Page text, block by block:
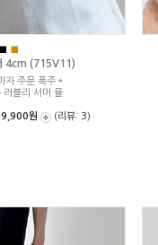
■ ■
4cm (715V11)
자 주문 폭주＊
러블리 서머 뮬
원 (리뷰: 3)